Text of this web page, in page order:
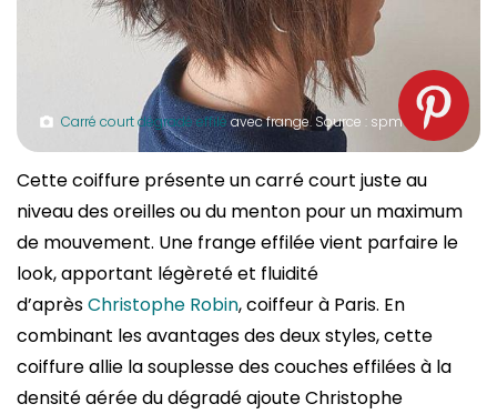
Carré court dégradé effiléavec frange. Source : spm
Cette coiffure présente un carré court juste au
niveau des oreilles ou du menton pour un maximum
de mouvement. Une frange effilée vient parfaire le
look, apportant légèreté et fluidité
d’aprèsChristophe Robin, coiffeur à Paris. En
combinant les avantages des deux styles, cette
coiffure allie la souplesse des couches effilées à la
densité aérée du dégradé ajoute Christophe